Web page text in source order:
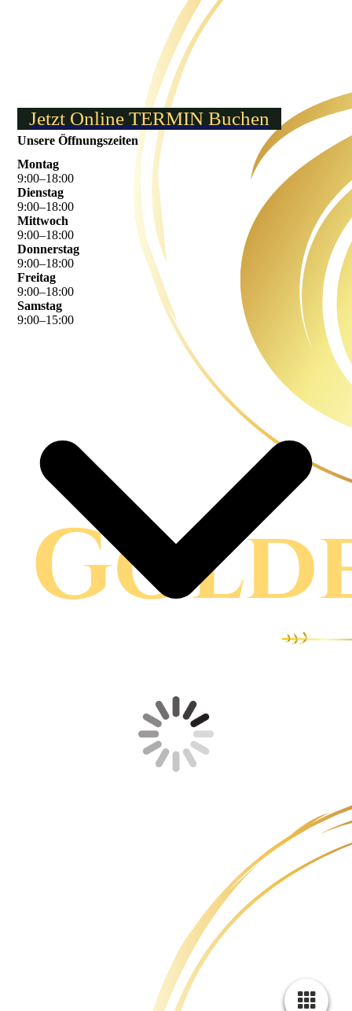
Jetzt Online TERMIN Buchen
Unsere Öffnungszeiten
Montag
9:00–18:00
Dienstag
9:00–18:00
Mittwoch
9:00–18:00
Donnerstag
9:00–18:00
Freitag
9:00–18:00
Samstag
9:00–15:00